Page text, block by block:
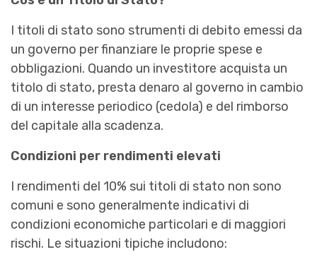
I titoli di stato sono strumenti di debito emessi da
un governo per finanziare le proprie spese e
obbligazioni. Quando un investitore acquista un
titolo di stato, presta denaro al governo in cambio
di un interesse periodico (cedola) e del rimborso
del capitale alla scadenza.
Condizioni per rendimenti elevati
I rendimenti del 10% sui titoli di stato non sono
comuni e sono generalmente indicativi di
condizioni economiche particolari e di maggiori
rischi. Le situazioni tipiche includono: